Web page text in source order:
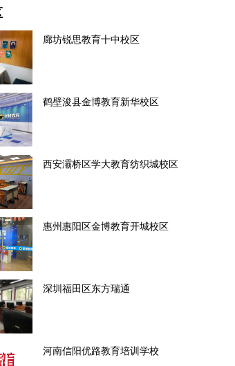
廊坊锐思教育十中校区
鹤壁浚县金博教育新华校区
西安灞桥区学大教育纺织城校区
惠州惠阳区金博教育开城校区
深圳福田区东方瑞通
河南信阳优路教育培训学校